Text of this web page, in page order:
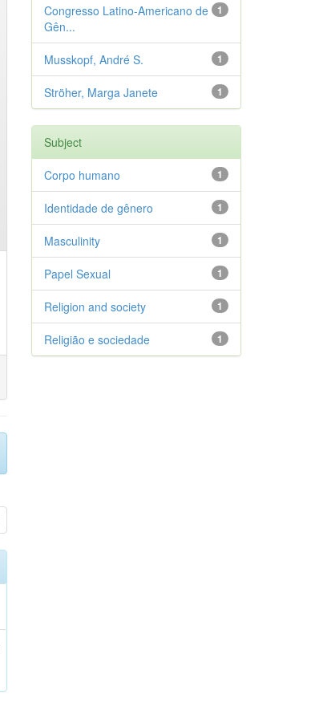
1
Congresso Latino-Americano de
Gên...
1
Musskopf, André S.
1
Ströher, Marga Janete
Subject
1
Corpo humano
1
Identidade de gênero
1
Masculinity
1
Papel Sexual
1
Religion and society
1
Religião e sociedade